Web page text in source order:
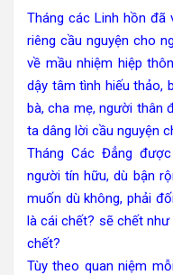
Tháng các Linh hồn đã
riêng cầu nguyện cho
về mầu nhiệm hiệp
dậy tâm tình hiếu thảo,
bà, cha mẹ, người thân
ta dâng lời cầu nguyện
Tháng Các Đẳng
người tín hữu, dù bận
muốn dù không, phải
là cái chết? sẽ chết
chết?
Tùy theo quan niệm